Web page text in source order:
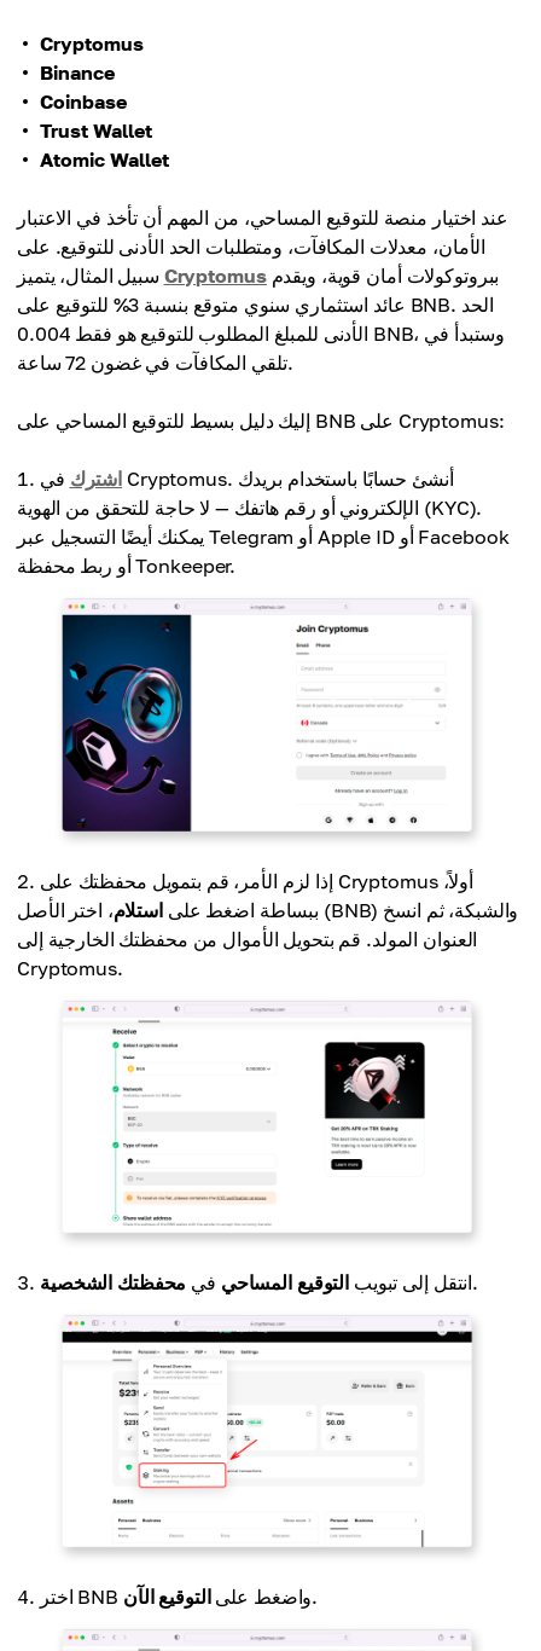
Cryptomus
Binance
Coinbase
Trust Wallet
Atomic Wallet
عند اختيار منصة للتوقيع المساحي، من المهم أن تأخذ في الاعتبار
الأمان، معدلات المكافآت، ومتطلبات الحد الأدنى للتوقيع. على
Cryptomusببروتوكولات أمان قوية، ويقدم
عائد استثماري سنوي متوقع بنسبة 3% للتوقيع على BNB. الحد
الأدنى للمبلغ المطلوب للتوقيع هو فقط 0.004 BNB، وستبدأ في
تلقي المكافآت في غضون 72 ساعة.
إليك دليل بسيط للتوقيع المساحي على BNB على Cryptomus:
اشترك في Cryptomus. أنشئ حسابًا باستخدام بريدك
الإلكتروني أو رقم هاتفك — لا حاجة للتحقق من الهوية (KYC).
يمكنك أيضًا التسجيل عبر Telegram أو Apple ID أو Facebook
أو ربط محفظة Tonkeeper.
إذا لزم الأمر، قم بتمويل محفظتك على Cryptomus أولاً،
ببساطة اضغط علىاستلام، اختر الأصل (BNB) والشبكة، ثم انسخ
العنوان المولد. قم بتحويل الأموال من محفظتك الخارجية إلى
Cryptomus.
انتقل إلى تبويب التوقيع المساحي في محفظتك الشخصية .
اختر BNB واضغط علىالتوقيع الآن .